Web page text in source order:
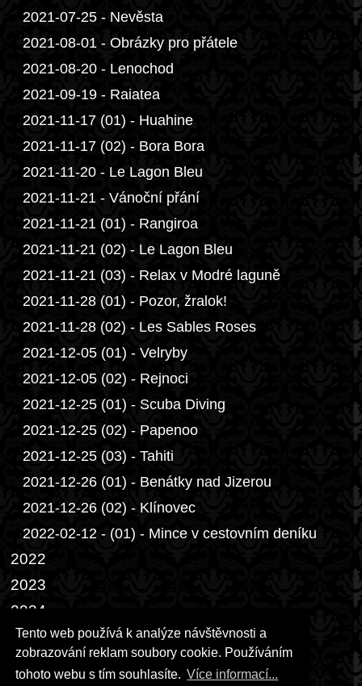
Tento web používá k analýze návštěvnosti a
zobrazování reklam soubory cookie. Používáním
tohoto webu s tím souhlasíte. Více informací...
2021-07-25 - Nevěsta
2021-08-01 - Obrázky pro přátele
2021-08-20 - Lenochod
2021-09-19 - Raiatea
2021-11-17 (01) - Huahine
2021-11-17 (02) - Bora Bora
2021-11-20 - Le Lagon Bleu
2021-11-21 - Vánoční přání
2021-11-21 (01) - Rangiroa
2021-11-21 (02) - Le Lagon Bleu
2021-11-21 (03) - Relax v Modré laguně
2021-11-28 (01) - Pozor, žralok!
2021-11-28 (02) - Les Sables Roses
2021-12-05 (01) - Velryby
2021-12-05 (02) - Rejnoci
2021-12-25 (01) - Scuba Diving
2021-12-25 (02) - Papenoo
2021-12-25 (03) - Tahiti
2021-12-26 (01) - Benátky nad Jizerou
2021-12-26 (02) - Klínovec
2022-02-12 - (01) - Mince v cestovním deníku
2022
2023
2024
2025
2026